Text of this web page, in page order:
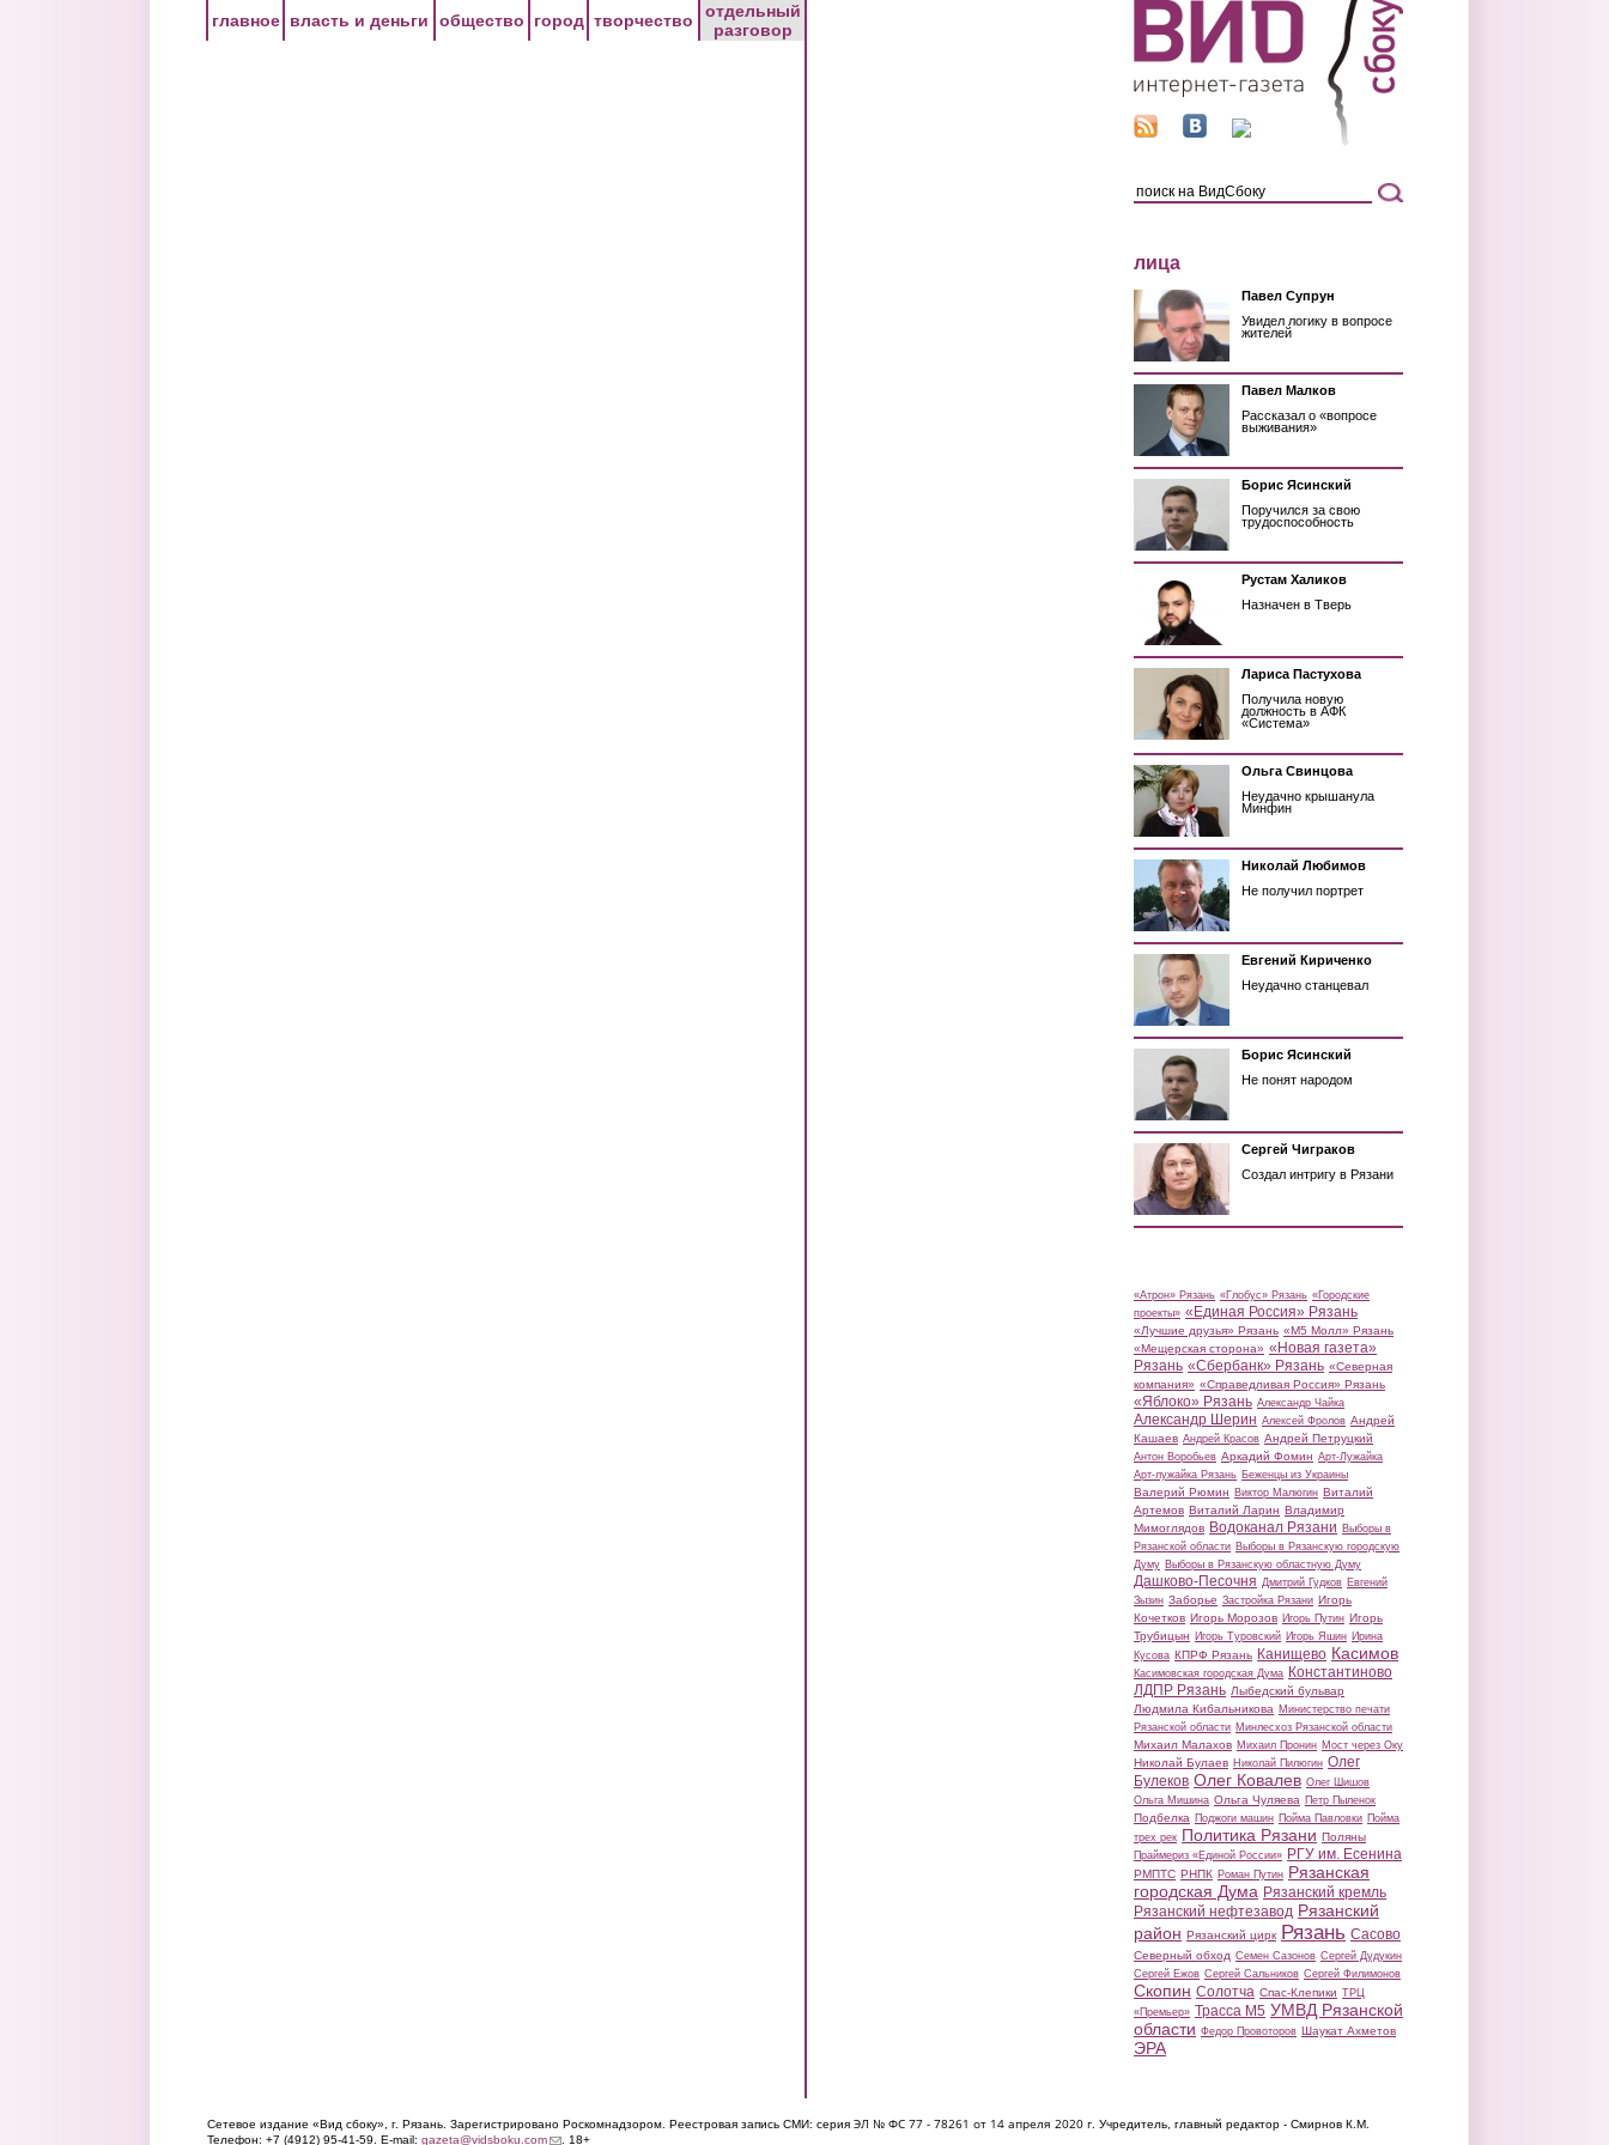
главное власть и деньги общество город творчество
отдельный
разговор
лица
Павел Супрун
Увидел логику в вопросе
жителей
Павел Малков
Рассказал о «вопросе
выживания»
Борис Ясинский
Поручился за свою
трудоспособность
Рустам Халиков
Назначен в Тверь
Лариса Пастухова
Получила новую
должность в АФК
«Система»
Ольга Свинцова
Неудачно крышанула
Минфин
Николай Любимов
Не получил портрет
Евгений Кириченко
Неудачно станцевал
Борис Ясинский
Не понят народом
Сергей Чиграков
Создал интригу в Рязани
«Атрон» Рязань «Глобус» Рязань «Городские
проекты» «Единая Россия» Рязань
«Лучшие друзья» Рязань «М5 Молл» Рязань
«Мещерская сторона» «Новая газета»
Рязань «Сбербанк» Рязань «Северная
компания» «Справедливая Россия» Рязань
«Яблоко» Рязань Александр Чайка
Александр Шерин Алексей Фролов Андрей
Кашаев Андрей Красов Андрей Петруцкий
Антон Воробьев Аркадий Фомин Арт-Лужайка
Арт-лужайка Рязань Беженцы из Украины
Валерий Рюмин Виктор Малюгин Виталий
Артемов Виталий Ларин Владимир
Мимоглядов Водоканал Рязани Выборы в
Рязанской области Выборы в Рязанскую городскую
Думу Выборы в Рязанскую областную Думу
Дашково-Песочня Дмитрий Гудков Евгений
Зызин Заборье Застройка Рязани Игорь
Кочетков Игорь Морозов Игорь Путин Игорь
Трубицын Игорь Туровский Игорь Яшин Ирина
Кусова КПРФ Рязань Канищево Касимов
Касимовская городская Дума Константиново
ЛДПР Рязань Лыбедский бульвар
Людмила Кибальникова Министерство печати
Рязанской области Минлесхоз Рязанской области
Михаил Малахов Михаил Пронин Мост через Оку
Николай Булаев Николай Пилюгин Олег
Булеков Олег Ковалев Олег Шишов
Ольга Мишина Ольга Чуляева Петр Пыленок
Подбелка Поджоги машин Пойма Павловки Пойма
трех рек Политика Рязани Поляны
Праймериз «Единой России» РГУ им. Есенина
РМПТС РНПК Роман Путин Рязанская
городская Дума Рязанский кремль
Рязанский нефтезавод Рязанский
район Рязанский цирк Рязань Сасово
Северный обход Семен Сазонов Сергей Дудукин
Сергей Ежов Сергей Сальников Сергей Филимонов
Скопин Солотча Спас-Клепики ТРЦ
«Премьер» Трасса М5 УМВД Рязанской
области Федор Провоторов Шаукат Ахметов
ЭРА
Сетевое издание «Вид сбоку», г. Рязань. Зарегистрировано Роскомнадзором. Реестровая запись СМИ: серия ЭЛ № ФС 77 - 78261 от 14 апреля 2020 г. Учредитель, главный редактор - Смирнов К.М.
Телефон: +7 (4912) 95-41-59. E-mail: gazeta@vidsboku.com(link sends e-mail)
. 18+